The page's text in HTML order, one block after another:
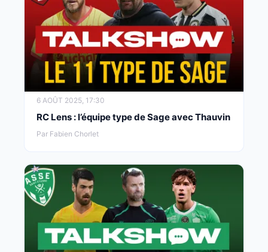
6 AOÛT 2025, 17:30
RC Lens : l’équipe type de Sage avec Thauvin
Par Fabien Chorlet